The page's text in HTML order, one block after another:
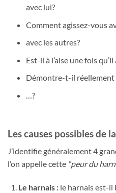
avec lui?
Comment agissez-vous
avec les autres?
Est-il à l’aise une fois
Démontre-t-il réellement
…?
Les causes possibles de
J’identifie généralement 4
l’on appelle cette “peur du
Le harnais :le harnais est-il